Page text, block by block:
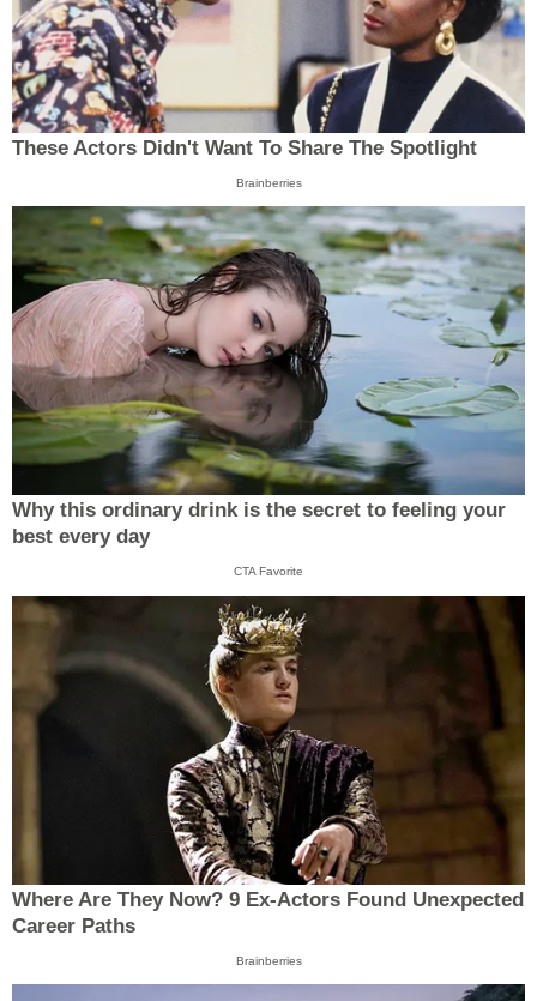
These Actors Didn't Want To Share The Spotlight
Brainberries
Why this ordinary drink is the secret to feeling your
best every day
CTA Favorite
Where Are They Now? 9 Ex-Actors Found Unexpected
Career Paths
Brainberries